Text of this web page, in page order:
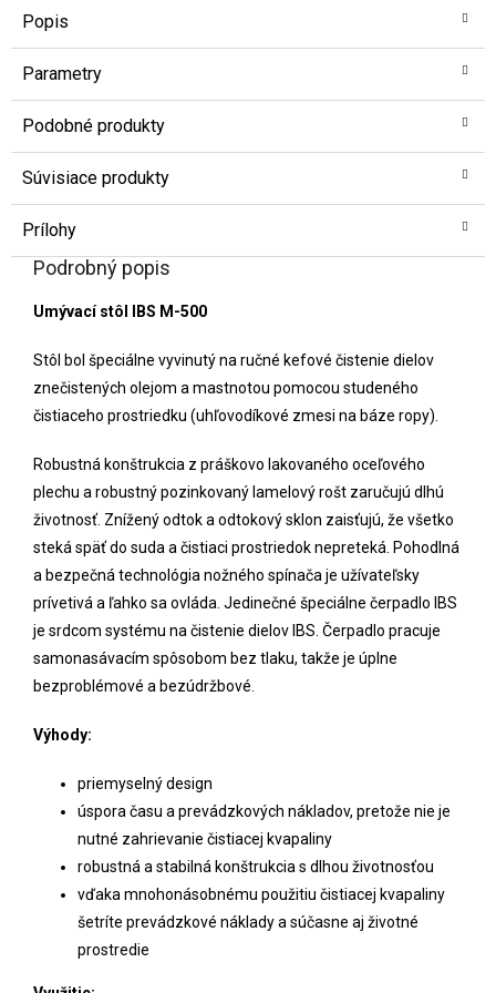
Popis
Parametry
Podobné produkty
Súvisiace produkty
Prílohy
Podrobný popis
Umývací stôl IBS M-500
Stôl bol špeciálne vyvinutý na ručné kefové čistenie dielov
znečistených olejom a mastnotou pomocou studeného
čistiaceho prostriedku (uhľovodíkové zmesi na báze ropy).
Robustná konštrukcia z práškovo lakovaného oceľového
plechu a robustný pozinkovaný lamelový rošt zaručujú dlhú
životnosť. Znížený odtok a odtokový sklon zaisťujú, že všetko
steká späť do suda a čistiaci prostriedok nepreteká. Pohodlná
a bezpečná technológia nožného spínača je užívateľsky
prívetivá a ľahko sa ovláda. Jedinečné špeciálne čerpadlo IBS
je srdcom systému na čistenie dielov IBS. Čerpadlo pracuje
samonasávacím spôsobom bez tlaku, takže je úplne
bezproblémové a bezúdržbové.
Výhody:
priemyselný design
úspora času a prevádzkových nákladov, pretože nie je
nutné zahrievanie čistiacej kvapaliny
robustná a stabilná konštrukcia s dlhou životnosťou
vďaka mnohonásobnému použitiu čistiacej kvapaliny
šetríte prevádzkové náklady a súčasne aj životné
prostredie